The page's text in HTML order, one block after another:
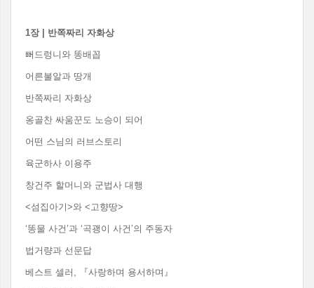
1장 반쪽짜리 자화상
뻐드렁니와 똥배꼽
어른불알과 땅개
반쪽짜리 자화상
옹골찬 싸움꾼도 노승이 되어
어떤 스님의 러브스토리
육군하사 이용주
창건주 할머니와 군법사 대행
<섬집아기>와 <고향땅>
‘똥물 사건’과 ‘곡괭이 사건’의 주동자
법거량과 선문답
베스트 셀러, 『사랑하며 용서하며』